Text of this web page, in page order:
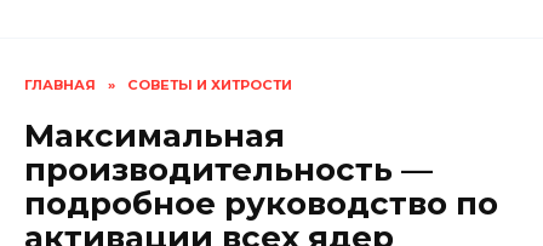
ГЛАВНАЯ » СОВЕТЫ И ХИТРОСТИ
Максимальная
производительность —
подробное руководство по
активации всех ядер